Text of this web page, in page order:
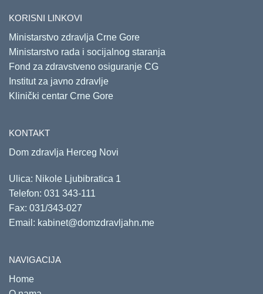
KORISNI LINKOVI
Ministarstvo zdravlja Crne Gore
Ministarstvo rada i socijalnog staranja
Fond za zdravstveno osiguranje CG
Institut za javno zdravlje
Klinički centar Crne Gore
KONTAKT
Dom zdravlja Herceg Novi
Ulica: Nikole Ljubibratica 1
Telefon: 031 343-111
Fax: 031/343-027
Email: kabinet@domzdravljahn.me
NAVIGACIJA
Home